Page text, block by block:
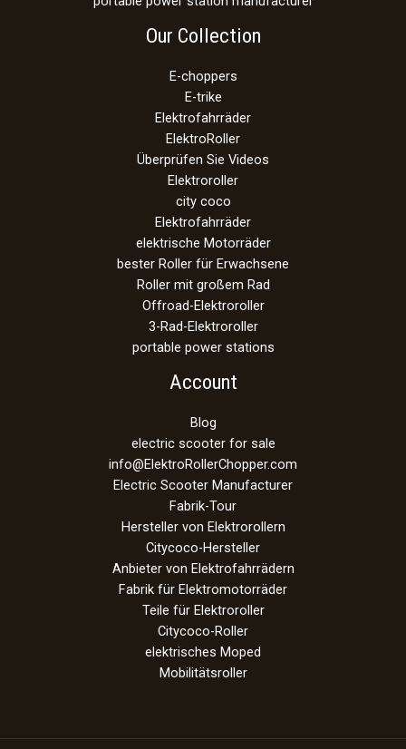
Our Collection
E-choppers
E-trike
Elektrofahrräder
ElektroRoller
Überprüfen Sie Videos
Elektroroller
city coco
Elektrofahrräder
elektrische Motorräder
bester Roller für Erwachsene
Roller mit großem Rad
Offroad-Elektroroller
3-Rad-Elektroroller
portable power stations
Account
Blog
electric scooter for sale
info@ElektroRollerChopper.com
Electric Scooter Manufacturer
Fabrik-Tour
Hersteller von Elektrorollern
Citycoco-Hersteller
Anbieter von Elektrofahrrädern
Fabrik für Elektromotorräder
Teile für Elektroroller
Citycoco-Roller
elektrisches Moped
Mobilitätsroller